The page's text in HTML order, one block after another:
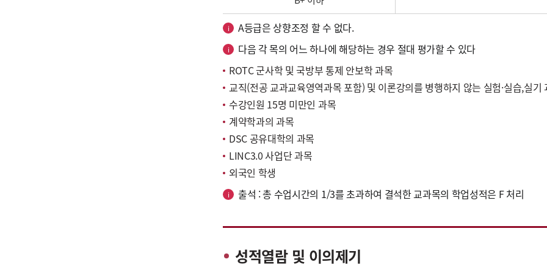
A등급은 상향조정 할 수 없다.
다음 각 목의 어느 하나에 해당하는 경우 절대 평가할 수 있다
ROTC 군사학 및 국방부 통제 안보학 과목
교직(전공 교과교육영역과목 포함) 및 이론강의를 병행하지 않는 실험·실습,실기
수강인원 15명 미만인 과목
계약학과의 과목
DSC 공유대학의 과목
LINC3.0 사업단 과목
외국인 학생
출석 : 총 수업시간의 1/3를 초과하여 결석한 교과목의 학업성적은 F 처리
성적열람 및 이의제기